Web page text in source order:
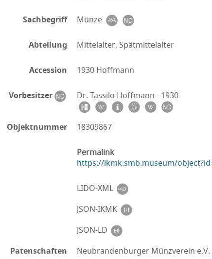
Sachbegriff Münze
Abteilung Mittelalter, Spätmittelalter
Accession 1930 Hoffmann
Vorbesitzer Dr. Tassilo Hoffmann - 1930
Objektnummer 18309867
Permalink
https://ikmk.smb.museum/
LIDO-XML
JSON-IKMK
JSON-LD
Patenschaften
Neubrandenburger Münzverein e.V.